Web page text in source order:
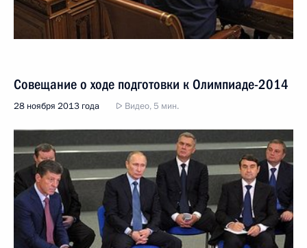
Совещание о ходе подготовки к Олимпиаде-2014
28 ноября 2013 года Видео, 5 мин.